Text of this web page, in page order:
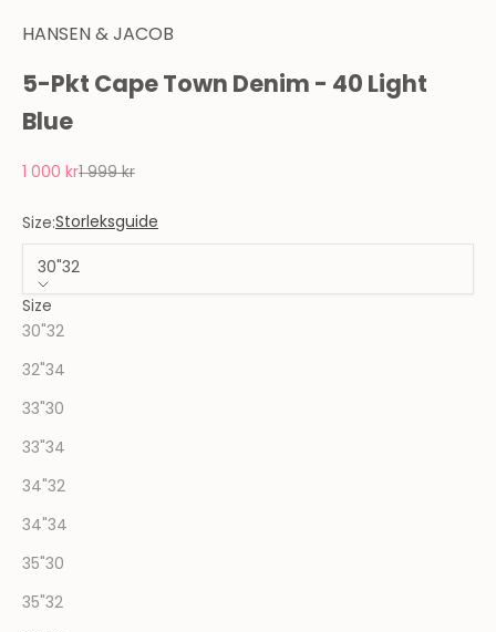
HANSEN & JACOB
5-Pkt Cape Town Denim - 40 Light
Blue
REA-pris
1 000 krPris
1 999 kr
Size:Storleksguide
30"32
Size
30"32
32"34
33"30
33"34
34"32
34"34
35"30
35"32